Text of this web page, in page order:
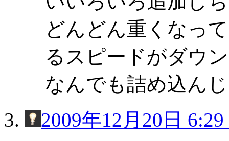
どんどん重くなっ
るスピードがダウ
なんでも詰め込ん
2009年12月20日